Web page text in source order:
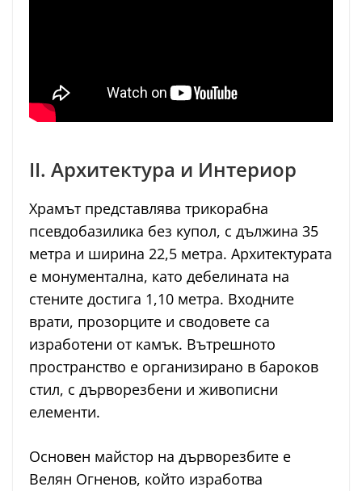
II. Архитектура и Интериор
Храмът представлява трикорабна
псевдобазилика без купол, с дължина 35
метра и ширина 22,5 метра. Архитектурата
е монументална, като дебелината на
стените достига 1,10 метра. Входните
врати, прозорците и сводовете са
изработени от камък. Вътрешното
пространство е организирано в бароков
стил, с дърворезбени и живописни
елементи.
Основен майстор на дърворезбите е
Велян Огненов, който изработва